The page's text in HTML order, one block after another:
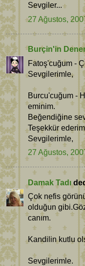
Sevgiler...
27 Ağustos,
Burçin'in
Fatoş'cuğum -
Sevgilerimle,
Burcu'cuğum -
eminim.
Beğendiğine
Teşekkür
Sevgilerimle,
27 Ağustos,
Damak Tadı
Çok nefis
olduğun
canım.
Kandilin kutlu
Sevgilerimle.